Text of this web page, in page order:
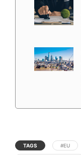
TAGS #EU